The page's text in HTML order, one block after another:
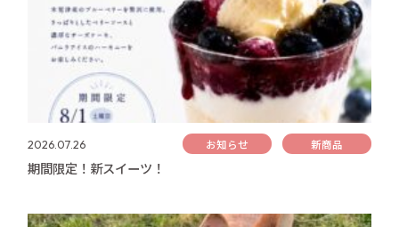
2026.07.26 お知らせ 新商品
期間限定！新スイーツ！